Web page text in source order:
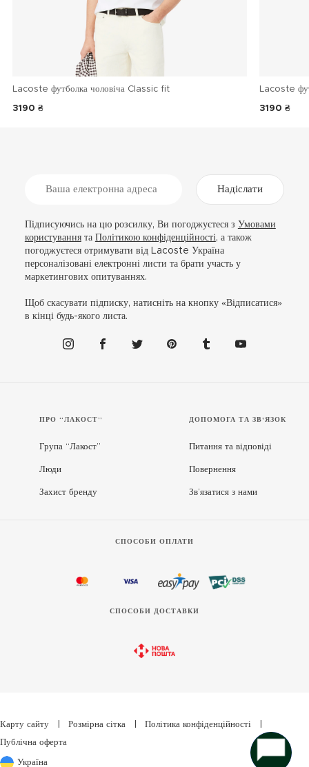
Lacoste футболка чоловіча Classic fit
3190 ₴
Lacoste
3190 ₴
Надіслати
Підписуючись на цю розсилку, Ви погоджуєтеся з Умовами
користуваннята Політикою конфіденційності, а також
погоджуєтеся отримувати від Lacoste Україна
персоналізовані електронні листи та брати участь у
маркетингових опитуваннях.
Щоб скасувати підписку, натисніть на кнопку «Відписатися»
в кінці будь-якого листа.
ПРО “ЛАКОСТ”
Група “Лакост”
Люди
Захист бренду
ДОПОМОГА ТА ЗВ'ЯЗОК
Питання та відповіді
Повернення
Зв’язатися з нами
СПОСОБИ ОПЛАТИ
СПОСОБИ ДОСТАВКИ
Карту сайту Розмірна сітка Політика конфіденційності
Публічна оферта
Україна